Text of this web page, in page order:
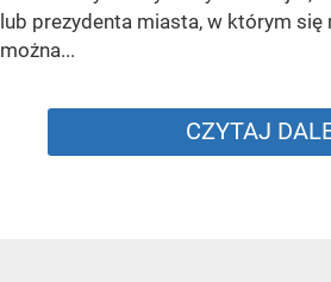
lub prezydenta miasta, w którym się
można...
CZYTAJ